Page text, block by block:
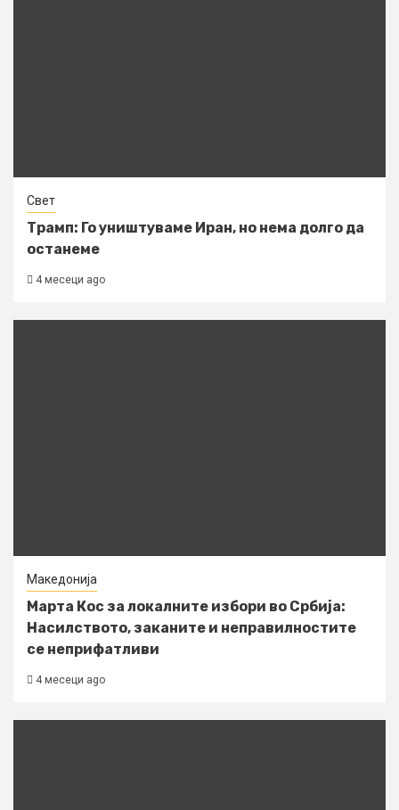
Свет
Трамп: Го уништуваме Иран, но нема долго да
останеме
4 месеци ago
Македонија
Марта Кос за локалните избори во Србија:
Насилството, заканите и неправилностите
се неприфатливи
4 месеци ago